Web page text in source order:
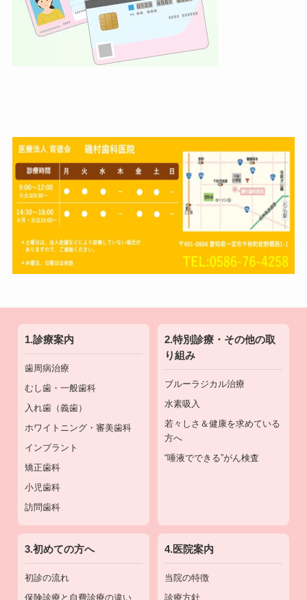
1.診療案内
歯周病治療
むし歯・一般歯科
入れ歯（義歯）
ホワイトニング・審美歯科
インプラント
矯正歯科
小児歯科
訪問歯科
2.特別診療・その他の取
り組み
ブルーラジカル治療
水素吸入
若々しさ＆健康を求めている
方へ
“唾液でできる”がん検査
3.初めての方へ
初診の流れ
保険診療と自費診療の違い
4.医院案内
当院の特徴
診療方針